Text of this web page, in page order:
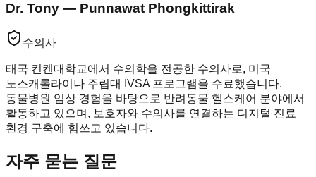
Dr. Tony — Punnawat Phongkittirak
수의사
태국 컨켄대학교에서 수의학을 전공한 수의사로, 미국
노스캐롤라이나 주립대 IVSA 프로그램을 수료했습니다.
동물병원 임상 경험을 바탕으로 반려동물 헬스케어 분야에서
활동하고 있으며, 보호자와 수의사를 연결하는 디지털 진료
환경 구축에 힘쓰고 있습니다.
자주 묻는 질문